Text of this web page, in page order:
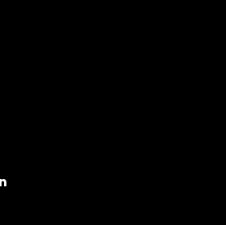
Instagram
auf Youtube
it auf LinkedIn